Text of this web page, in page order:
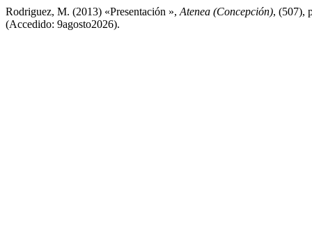
Rodriguez, M. (2013) «Presentación », Atenea (Concepción), (507),
(Accedido: 9agosto2026).